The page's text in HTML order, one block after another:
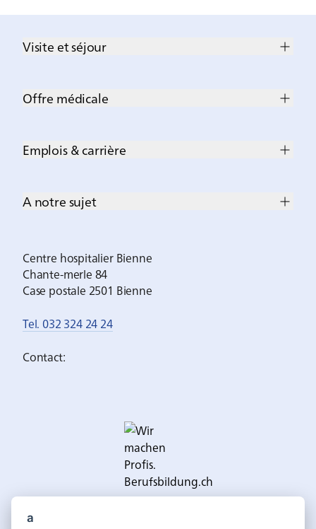
Visite et séjour
Offre médicale
Emplois & carrière
A notre sujet
Centre hospitalier Bienne
Chante-merle 84
Case postale 2501 Bienne
Tel. 032 324 24 24
Contact:
a